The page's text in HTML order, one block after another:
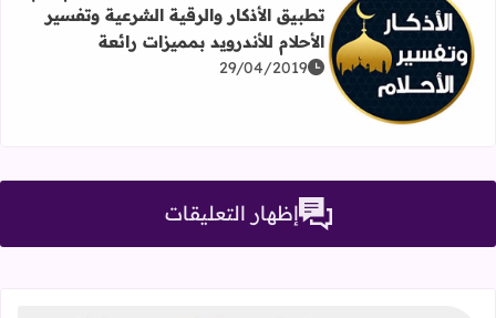
اقرأ المزيد عن بمناسبة شهر رمضان المبارك نقدم لكم تطبيق
تطبيق الأذكار والرقية الشرعية وتفسير
الأحلام للأندرويد بمميزات رائعة
29/04/2019
إظهار التعليقات